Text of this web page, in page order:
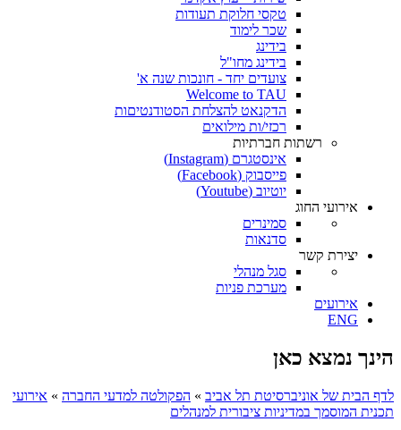
טקסי חלוקת תעודות
שכר לימוד
בידינג
בידינג מחו"ל
צועדים יחד - חונכות שנה א'
Welcome to TAU
הדקנאט להצלחת הסטודנטיםות
רכזי/ות מילואים
רשתות חברתיות
אינסטגרם (Instagram)
פייסבוק (Facebook)
יוטיוב (Youtube)
אירועי החוג
סמינרים
סדנאות
יצירת קשר
סגל מנהלי
מערכת פניות
אירועים
ENG
הינך נמצא כאן
לדף הבית של אוניברסיטת תל אביב » הפקולטה למדעי החברה » אירועי
תכנית המוסמך במדיניות ציבורית למנהלים